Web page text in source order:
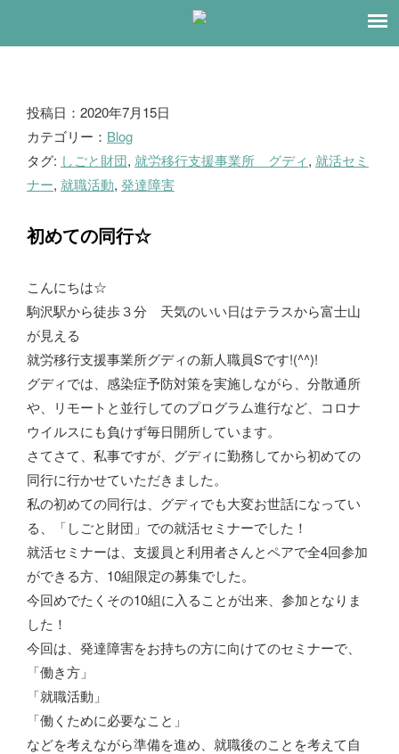
ブ
ロ
グ
投稿日：2020年7月15日
カテゴリー： Blog
タグ: しごと財団, 就労移行支援事業所 グディ, 就活セミ
ナー, 就職活動, 発達障害
初めての同行☆
こんにちは☆
駒沢駅から徒歩３分 天気のいい日はテラスから富士山
が見える
就労移行支援事業所グディの新人職員Sです!(^^)!
グディでは、感染症予防対策を実施しながら、分散通所
や、リモートと並行してのプログラム進行など、コロナ
ウイルスにも負けず毎日開所しています。
さてさて、私事ですが、グディに勤務してから初めての
同行に行かせていただきました。
私の初めての同行は、グディでも大変お世話になってい
る、「しごと財団」での就活セミナーでした！
就活セミナーは、支援員と利用者さんとペアで全4回参加
ができる方、10組限定の募集でした。
今回めでたくその10組に入ることが出来、参加となりま
した！
今回は、発達障害をお持ちの方に向けてのセミナーで、
「働き方」
「就職活動」
「働くために必要なこと」
などを考えながら準備を進め、就職後のことを考えて自